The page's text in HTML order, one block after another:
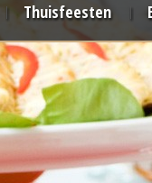
Thuisfeesten